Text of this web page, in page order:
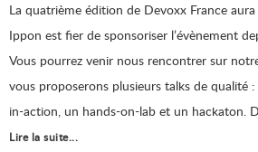
La quatrième édition de Devoxx France
Ippon est fier de sponsoriser l’évènement
Vous pourrez venir nous rencontrer sur
vous proposerons plusieurs talks de qualité
in-action, un hands-on-lab et un hackaton.
Lire la suite...